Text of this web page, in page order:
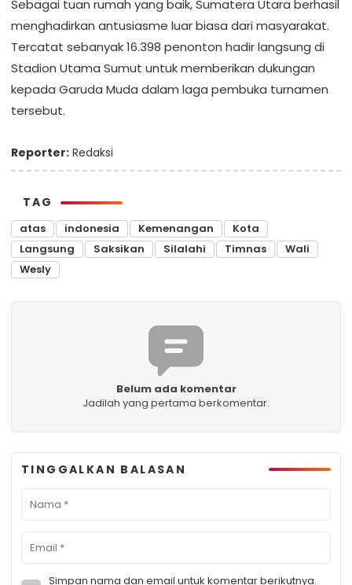
Sebagai tuan rumah yang baik, Sumatera Utara berhasil
menghadirkan antusiasme luar biasa dari masyarakat.
Tercatat sebanyak 16.398 penonton hadir langsung di
Stadion Utama Sumut untuk memberikan dukungan
kepada Garuda Muda dalam laga pembuka turnamen
tersebut.
Reporter: Redaksi
TAG
atas indonesia Kemenangan
Kota
Langsung
Saksikan Silalahi Timnas
Wali
Wesly
Belum ada komentar
Jadilah yang pertama berkomentar.
TINGGALKAN BALASAN
Simpan nama dan email untuk komentar berikutnya.